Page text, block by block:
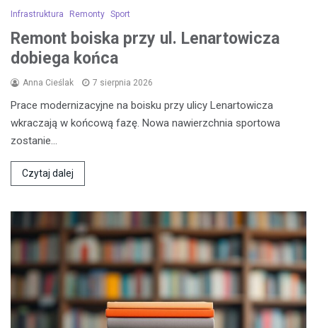
Infrastruktura Remonty Sport
Remont boiska przy ul. Lenartowicza
dobiega końca
Anna Cieślak 7 sierpnia 2026
Prace modernizacyjne na boisku przy ulicy Lenartowicza
wkraczają w końcową fazę. Nowa nawierzchnia sportowa
zostanie…
Czytaj dalej